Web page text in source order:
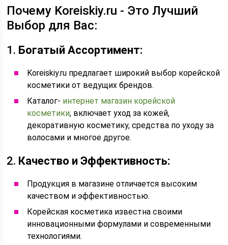
Почему Koreiskiy.ru - Это Лучший
Выбор для Вас:
1. Богатый Ассортимент:
Koreiskiy.ru предлагает широкий выбор корейской
косметики от ведущих брендов.
Каталог- интернет магазин корейской
косметики, включает уход за кожей,
декоративную косметику, средства по уходу за
волосами и многое другое.
2. Качество и Эффективность:
Продукция в магазине отличается высоким
качеством и эффективностью.
Корейская косметика известна своими
инновационными формулами и современными
технологиями.